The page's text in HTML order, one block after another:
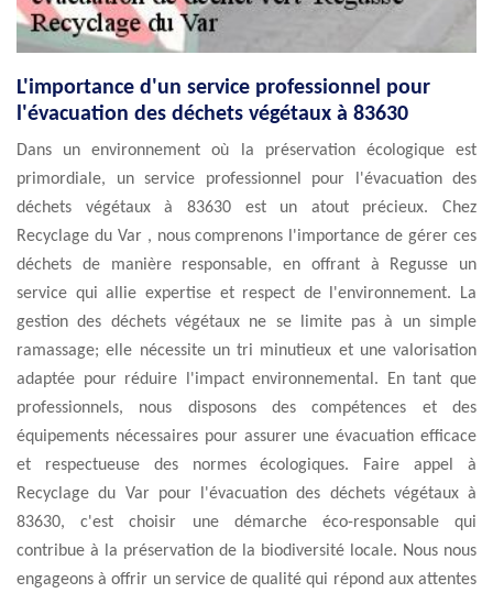
L'importance d'un service professionnel pour
l'évacuation des déchets végétaux à 83630
Dans un environnement où la préservation écologique est
primordiale, un service professionnel pour l'évacuation des
déchets végétaux à 83630 est un atout précieux. Chez
Recyclage du Var , nous comprenons l'importance de gérer ces
déchets de manière responsable, en offrant à Regusse un
service qui allie expertise et respect de l'environnement. La
gestion des déchets végétaux ne se limite pas à un simple
ramassage; elle nécessite un tri minutieux et une valorisation
adaptée pour réduire l'impact environnemental. En tant que
professionnels, nous disposons des compétences et des
équipements nécessaires pour assurer une évacuation efficace
et respectueuse des normes écologiques. Faire appel à
Recyclage du Var pour l'évacuation des déchets végétaux à
83630, c'est choisir une démarche éco-responsable qui
contribue à la préservation de la biodiversité locale. Nous nous
engageons à offrir un service de qualité qui répond aux attentes